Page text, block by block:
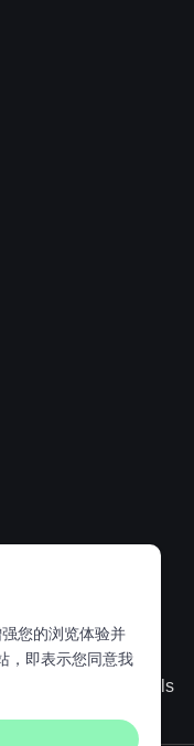
Hi,online tools
您的浏览体验并
，即表示您同意我